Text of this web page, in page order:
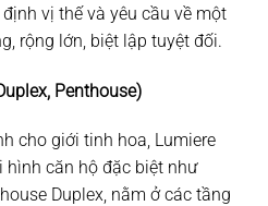
vị thế và yêu cầu về một
rộng lớn, biệt lập tuyệt đối.
Penthouse)
cho giới tinh hoa, Lumiere
căn hộ đặc biệt như
Duplex, nằm ở các tầng